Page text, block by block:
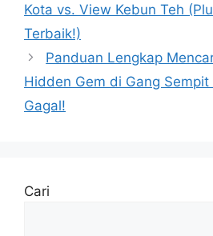
Kota vs. View Kebun Teh
Terbaik!)
Panduan Lengkap
Hidden Gem di Gang
Gagal!
Cari